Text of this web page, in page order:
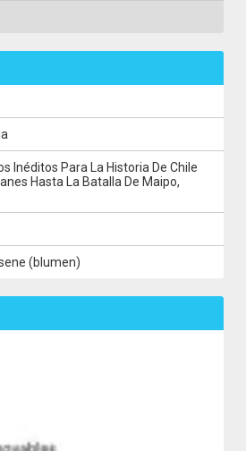
Inéditos Para La Historia De Chile
Hasta La Batalla De Maipo,
(blumen)